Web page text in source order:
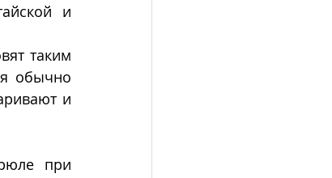
и
обычно
и
при